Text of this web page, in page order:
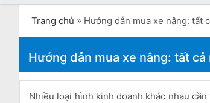
Trang chủ » Hướng dẫn mua xe nâng: tất
Hướng dẫn mua xe nâng: tất
Nhiều loại hình kinh doanh khác nhau